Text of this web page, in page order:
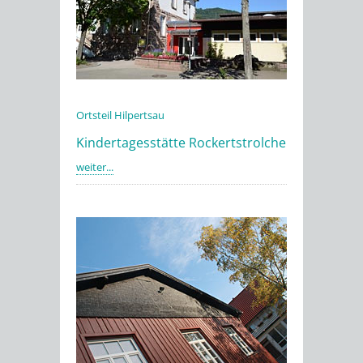
Ortsteil Hilpertsau
Kindertagesstätte Rockertstrolche
weiter...